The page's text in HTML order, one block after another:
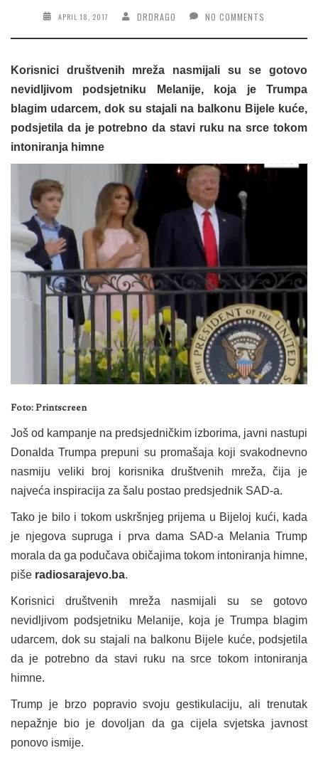
APRIL 18, 2017 DRDRAGO NO COMMENTS
Korisnici društvenih mreža nasmijali su se gotovo
nevidljivom podsjetniku Melanije, koja je Trumpa
blagim udarcem, dok su stajali na balkonu Bijele kuće,
podsjetila da je potrebno da stavi ruku na srce tokom
intoniranja himne
Foto: Printscreen
Još od kampanje na predsjedničkim izborima, javni nastupi
Donalda Trumpa prepuni su promašaja koji svakodnevno
nasmiju veliki broj korisnika društvenih mreža, čija je
najveća inspiracija za šalu postao predsjednik SAD-a.
Tako je bilo i tokom uskršnjeg prijema u Bijeloj kući, kada
je njegova supruga i prva dama SAD-a Melania Trump
morala da ga podučava običajima tokom intoniranja himne,
piše radiosarajevo.ba.
Korisnici društvenih mreža nasmijali su se gotovo
nevidljivom podsjetniku Melanije, koja je Trumpa blagim
udarcem, dok su stajali na balkonu Bijele kuće, podsjetila
da je potrebno da stavi ruku na srce tokom intoniranja
himne.
Trump je brzo popravio svoju gestikulaciju, ali trenutak
nepažnje bio je dovoljan da ga cijela svjetska javnost
ponovo ismije.